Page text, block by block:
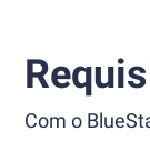
Com o